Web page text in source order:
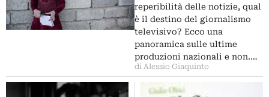
reperibilità delle notizie, qual
è il destino del giornalismo
televisivo? Ecco una
panoramica sulle ultime
produzioni nazionali e non.…
di Alessio Giaquinto